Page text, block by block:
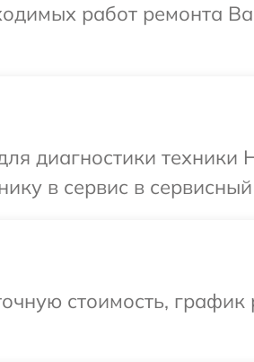
работ ремонта
диагностики техники
в сервис в
стоимость, график